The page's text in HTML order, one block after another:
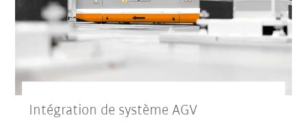
Intégration de système AGV